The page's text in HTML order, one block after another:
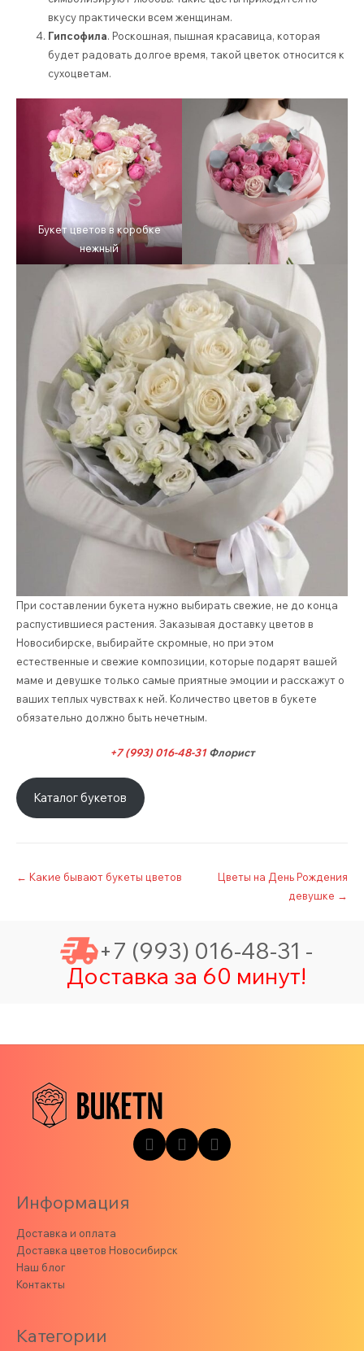
вкусу практически всем женщинам.
Гипсофила. Роскошная, пышная красавица, которая
будет радовать долгое время, такой цветок относится к
сухоцветам.
Букет цветов в коробке
нежный
При составлении букета нужно выбирать свежие, не до конца
распустившиеся растения. Заказывая доставку цветов в
Новосибирске, выбирайте скромные, но при этом
естественные и свежие композиции, которые подарят вашей
маме и девушке только самые приятные эмоции и расскажут о
ваших теплых чувствах к ней. Количество цветов в букете
обязательно должно быть нечетным.
+7 (993) 016-48-31Флорист
Каталог букетов
Post
← Какие бывают букеты цветов
Цветы на День Рождения
девушке →
+7 (993) 016-48-31 -
Доставка за 60 минут!
Информация
Доставка и оплата
Доставка цветов Новосибирск
Наш блог
Контакты
Категории